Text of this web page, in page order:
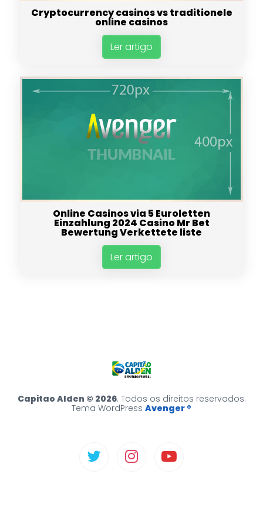
Cryptocurrency casinos vs traditionele
online casinos
Ler artigo
Online Casinos via 5 Euroletten
Einzahlung 2024 Casino Mr Bet
Bewertung Verkettete liste
Ler artigo
Capitao Alden © 2026. Todos os direitos reservados.
Tema WordPress Avenger ®